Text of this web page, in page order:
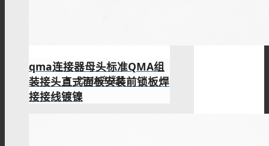
SSMA连接器
qma连接器母头标准QMA组
装接头直式面板安装前锁板焊
接接线镀镍